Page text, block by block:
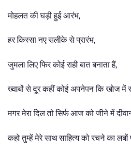
मोहलत की घड़ी हुई आरंभ,
हर किस्सा नए सलीके से प्रारंभ,
जुमला लिए फिर कोई राही बात बनाता हैं,
ख्वाबों से दूर कहीं कोई अपनेपन कि खोज में
मगर मेरा दिल तो सिर्फ आज को जीने में
कहो तुम्हें मेरे साथ साहित्य को रचने का लबों